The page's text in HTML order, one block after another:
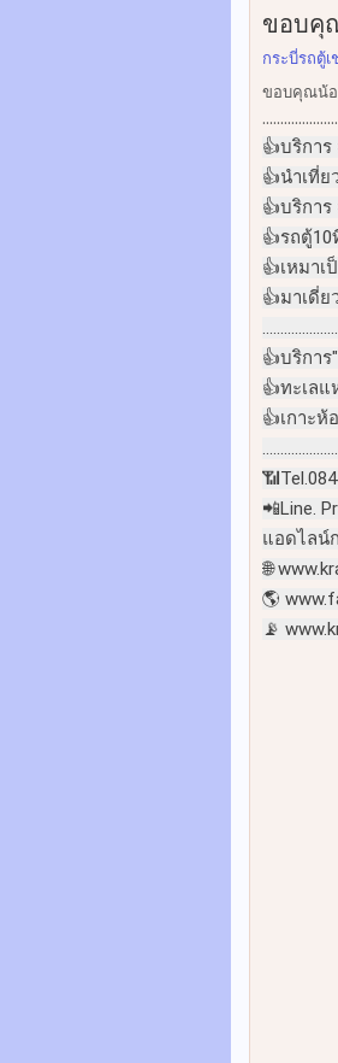
ขอบคุ
กระบี่รถตู้เ
ขอบคุณน้อ
👍บริกา
👍นำเที่ย
👍บริกา
👍รถตู้
👍เหมา
👍มาเดี่
👍บริการ
👍ทะเลแ
👍เกาะห้
📲Line.
แอดไลน์
🌐
🌎
📡